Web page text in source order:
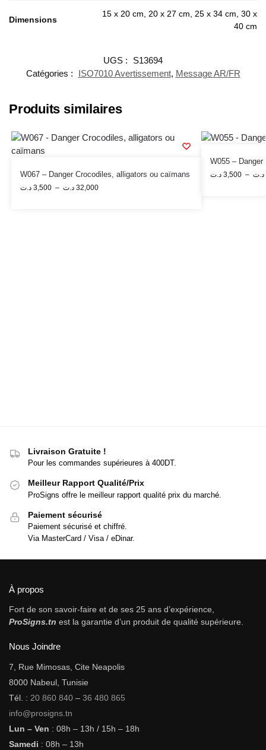
Dimensions
15 x 20 cm, 20 x 27 cm, 25 x 34 cm, 30 x
40 cm
UGS :
S13694
Catégories :
ISO7010 Avertissement, Message AR/FR
Produits similaires
W067 – Danger Crocodiles, alligators ou caïmans
3,500 د.ت – 32,000 د.ت
W055 –
3,500 د.ت – د.ت
Livraison Gratuite !
Pour les commandes supérieures à 400DT.
Meilleur Rapport Qualité/Prix
ProSigns offre le meilleur rapport qualité prix du marché.
Paiement sécurisé
Paiement sécurisé et chiffré.
Via MasterCard / Visa / eDinar.
À propos
Fort de son savoir-faire et de ses 25 ans d’expérience,
ProSigns.tn est la garantie d’un produit de qualité supérieure.
Nous Joindre
7, Rue Mimosas, Cite Neapolis
8000 Nabeul, Tunisie
Tél. : 20 860 840 – 36 480 865
info@prosigns.tn
Lun – Ven : 08h – 13h / 15h – 18h
Samedi : 08h – 13h